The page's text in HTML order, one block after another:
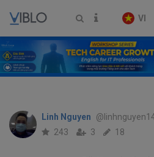
VI
Linh Nguyen
243 3 18